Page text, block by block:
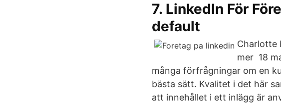
7. LinkedIn För
default
Charlotte
mer 18
många förfrågningar om en
bästa sätt. Kvalitet i det här
att innehållet i ett inlägg är